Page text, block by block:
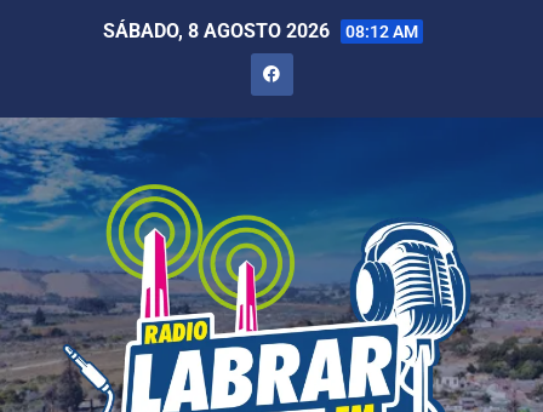
SÁBADO, 8 AGOSTO 2026 08:12 AM